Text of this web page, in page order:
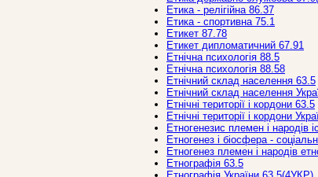
Етика - релігійна 86.37
Етика - спортивна 75.1
Етикет 87.78
Етикет дипломатичний 67.91
Етнічна психологія 88.5
Етнічна психологія 88.58
Етнічний склад населення 63.5
Етнічний склад населення
Етнічні території і кордони 63.5
Етнічні території і кордони
Етногенезис племен і народів
Етногенез і біосфера -
Етногенез племен і народів
Етнографія 63.5